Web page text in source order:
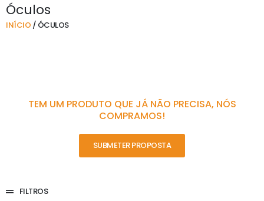
Óculos
INÍCIO / ÓCULOS
TEM UM PRODUTO QUE JÁ NÃO PRECISA, NÓS
COMPRAMOS!
SUBMETER PROPOSTA
FILTROS